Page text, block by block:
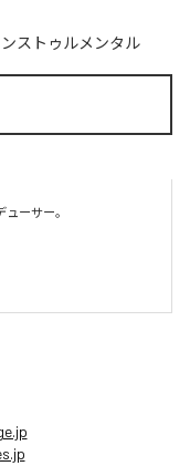
ストゥルメンタル
ーサー。